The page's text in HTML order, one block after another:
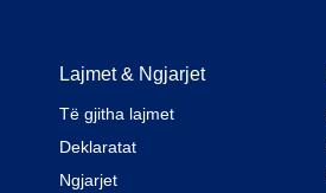
Lajmet & Ngjarjet
Të gjitha lajmet
Deklaratat
Ngjarjet